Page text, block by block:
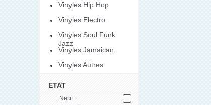
Vinyles Hip Hop
Vinyles Electro
Vinyles Soul Funk
Jazz
Vinyles Jamaican
Vinyles Autres
ETAT
Neuf